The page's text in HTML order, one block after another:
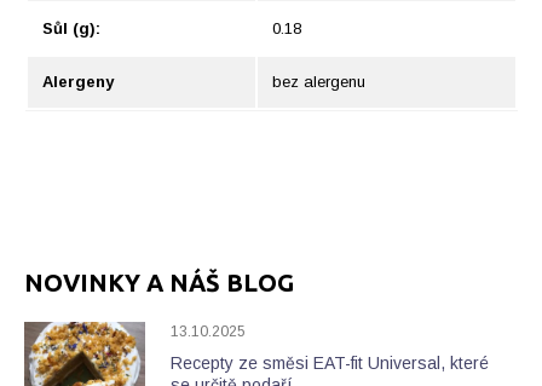
Sůl (g): 0.18
Alergeny bez alergenu
NOVINKY A NÁŠ BLOG
13.10.2025
Recepty ze směsi EAT-fit Universal, které